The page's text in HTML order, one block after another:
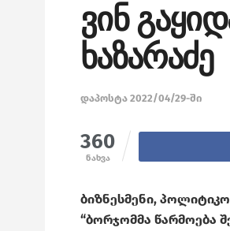
ვინ
ხაზარაძე
დაპოსტა 2022/04/29-ში
360
ნახვა
ბიზნესმენი,
“ბორჯომმა წარმოება